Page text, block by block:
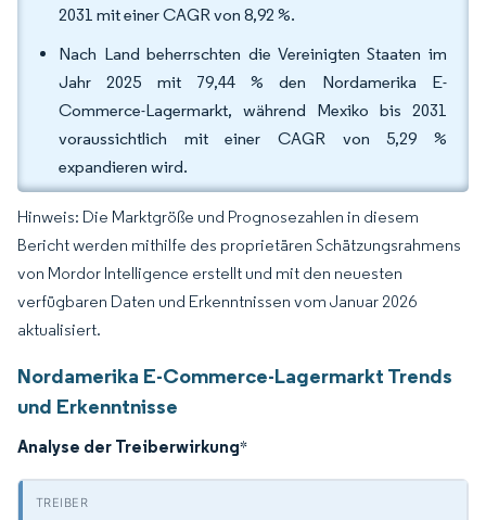
2031 mit einer CAGR von 8,92 %.
Nach Land beherrschten die Vereinigten Staaten im
Jahr 2025 mit 79,44 % den Nordamerika E-
Commerce-Lagermarkt, während Mexiko bis 2031
voraussichtlich mit einer CAGR von 5,29 %
expandieren wird.
Hinweis: Die Marktgröße und Prognosezahlen in diesem
Bericht werden mithilfe des proprietären Schätzungsrahmens
von Mordor Intelligence erstellt und mit den neuesten
verfügbaren Daten und Erkenntnissen vom Januar 2026
aktualisiert.
Nordamerika E-Commerce-Lagermarkt Trends
und Erkenntnisse
Analyse der Treiberwirkung*